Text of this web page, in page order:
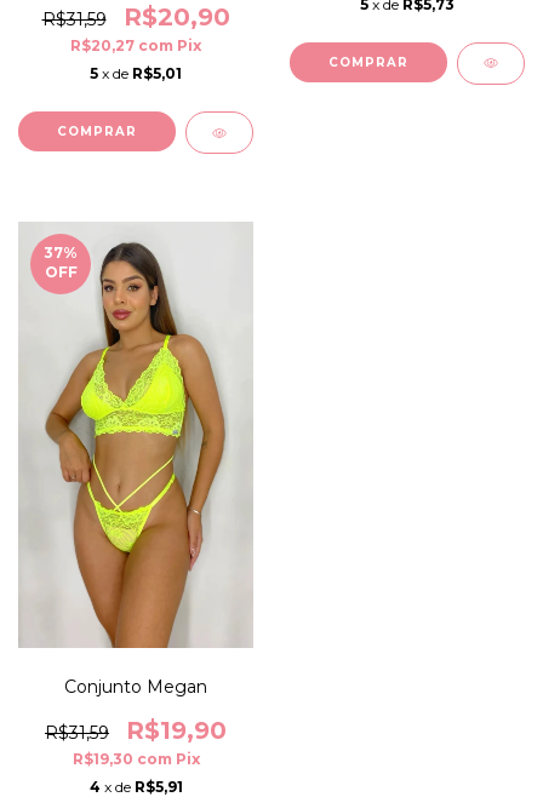
R$31,59 R$20,90
R$20,27 com Pix
5 x de R$5,01
COMPRAR
5 x de R$5,73
COMPRAR
37%
OFF
Conjunto Megan
R$31,59 R$19,90
R$19,30 com Pix
4 x de R$5,91